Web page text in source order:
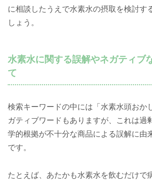
に相談したうえで水素水の摂取を検討す
しょう。
水素水に関する誤解やネガティブ
て
検索キーワードの中には「水素水頭おか
ガティブワードもありますが、これは過
学的根拠が不十分な商品による誤解に由
です。
たとえば、あたかも水素水を飲むだけで